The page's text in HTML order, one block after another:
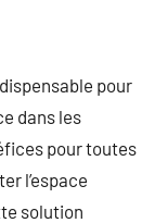
pour
dans les
pour toutes
l’espace
solution